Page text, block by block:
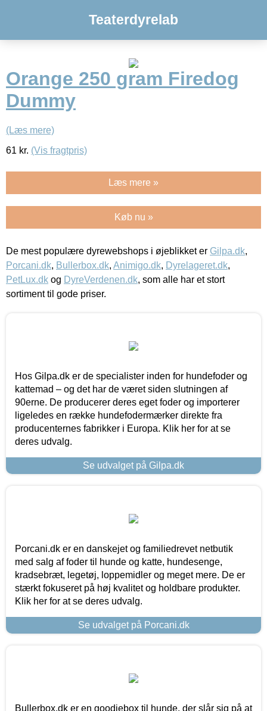
Teaterdyrelab
Orange 250 gram Firedog
Dummy
(Læs mere)
61 kr. (Vis fragtpris)
Læs mere »
Køb nu »
De mest populære dyrewebshops i øjeblikket er Gilpa.dk,
Porcani.dk, Bullerbox.dk, Animigo.dk, Dyrelageret.dk,
PetLux.dk og DyreVerdenen.dk, som alle har et stort
sortiment til gode priser.
Hos Gilpa.dk er de specialister inden for hundefoder og
kattemad – og det har de været siden slutningen af
90erne. De producerer deres eget foder og importerer
ligeledes en række hundefodermærker direkte fra
producenternes fabrikker i Europa. Klik her for at se
deres udvalg.
Se udvalget på Gilpa.dk
Porcani.dk er en danskejet og familiedrevet netbutik
med salg af foder til hunde og katte, hundesenge,
kradsebræt, legetøj, loppemidler og meget mere. De er
stærkt fokuseret på høj kvalitet og holdbare produkter.
Klik her for at se deres udvalg.
Se udvalget på Porcani.dk
Bullerbox.dk er en goodiebox til hunde, der slår sig på at